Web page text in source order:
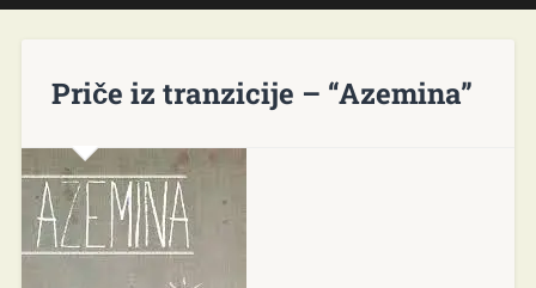
Priče iz tranzicije – “Azemina”